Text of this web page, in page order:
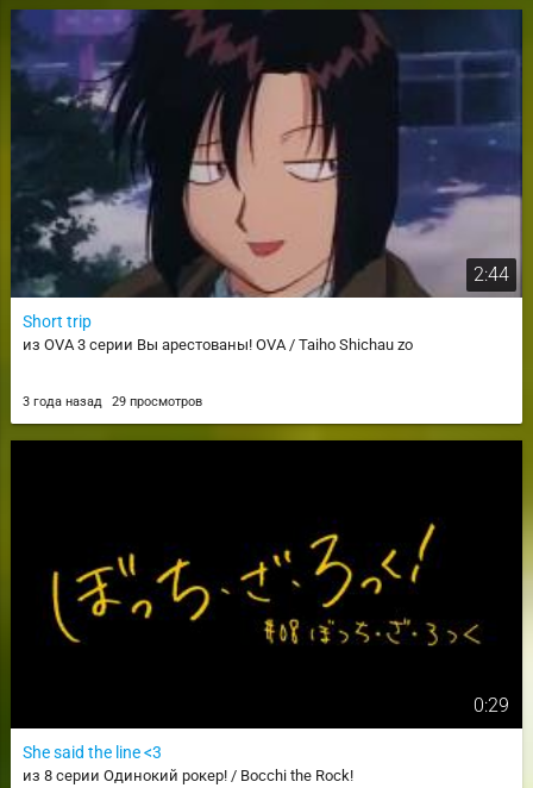
2:44
Short trip
из OVA 3 серии Вы арестованы! OVA / Taiho Shichau zo
3 года назад 29 просмотров
0:29
She said the line <3
из 8 серии Одинокий рокер! / Bocchi the Rock!